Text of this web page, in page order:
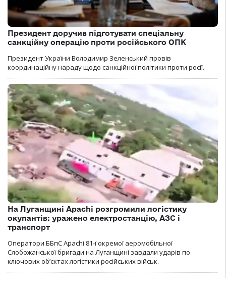
Президент доручив підготувати спеціальну
санкційну операцію проти російського ОПК
Президент України Володимир Зеленський провів
координаційну нараду щодо санкційної політики проти росії.
На Луганщині Apachi розгромили логістику
окупантів: уражено електростанцію, АЗС і
транспорт
Оператори ББпС Apachi 81-ї окремої аеромобільної
Слобожанської бригади на Луганщині завдали ударів по
ключових об’єктах логістики російських військ.